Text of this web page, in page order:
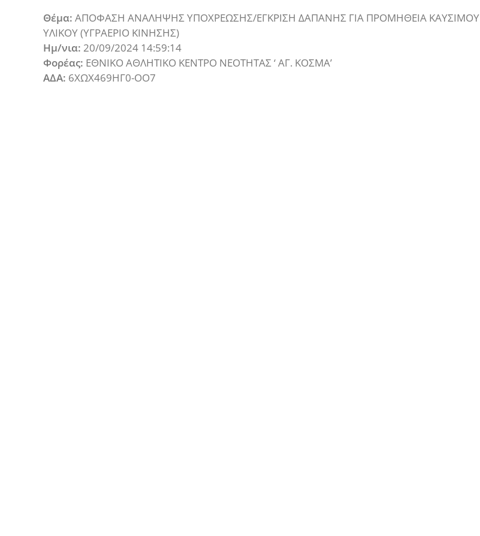
Θέμα: ΑΠΟΦΑΣΗ ΑΝΑΛΗΨΗΣ ΥΠΟΧΡΕΩΣΗΣ/ΕΓΚΡΙΣΗ ΔΑΠΑΝΗΣ ΓΙΑ ΠΡΟΜΗΘΕΙΑ ΚΑΥΣΙΜΟΥ
ΥΛΙΚΟΥ (ΥΓΡΑΕΡΙΟ ΚΙΝΗΣΗΣ)
Ημ/νια: 20/09/2024 14:59:14
Φορέας: ΕΘΝΙΚΟ ΑΘΛΗΤΙΚΟ ΚΕΝΤΡΟ ΝΕΟΤΗΤΑΣ ‘ ΑΓ. ΚΟΣΜΑ’
ΑΔΑ: 6ΧΩΧ469ΗΓ0-ΟΟ7